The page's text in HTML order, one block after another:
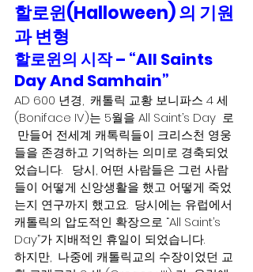
할로윈(Halloween) 의 기원
과변형
할로윈의 시작 – “All Saints
Day And Samhain”
AD 600 년경,  캐톨릭 교황 보니파스 4 세
(Boniface IV)는 5월을 All Saint’s Day  로
만들어 전세계 캐톡릭들이 크리스천 영웅
들을 존경하고 기억하는 의미로 경축되었
었습니다.   당시, 어떤 사람들은 그런 사람
들이 어떻게 신앙생활을 했고 어떻게 죽었
는지 연구까지 했고요.  당시에는 유럽에서
캐톨릭의 압도적인 확장으로 “All Saint’s
Day”가 지배적인 휴일이 되었습니다.
하지만,  나중에 캐톨릭교의 수장이었던 교